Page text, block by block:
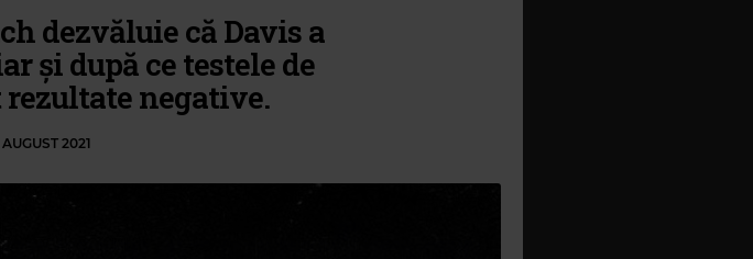
dezvăluie că Davis a
și după ce testele de
rezultate negative.
2021